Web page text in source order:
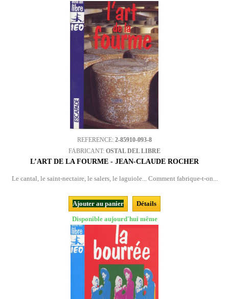
REFERENCE: 2-85910-093-8
FABRICANT: OSTAL DEL LIBRE
L’ART DE LA FOURME - JEAN-CLAUDE ROCHER
Le cantal, le saint-nectaire, le salers, le laguiole... Comment fabrique-t-on...
Ajouter au panier
Détails
Disponible aujourd'hui même